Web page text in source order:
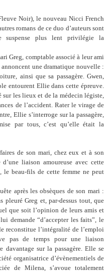
Noir), le nouveau Nicci French
romans de ce duo d’auteurs sont
suspense plus lent privilégie la
Greg, comptable associé à leur ami
une dramatique nouvelle :
ainsi que sa passagère. Gwen,
entourent Ellie dans cette épreuve.
les lieux et de la médecin légiste,
de l’accident. Rater le virage de
Ellie s’interroge sur la passagère,
par tous, c’est qu’elle était la
de son mari, chez eux et à son
liaison amoureuse avec cette
beau-fils de cette femme ne peut
après les obsèques de son mari :
Greg et, par-dessus tout, que
que soit l’opinion de leurs amis et
demande “d’accepter les faits”, le
reconstitue l’intégralité de l’emploi
pas de temps pour une liaison
sur la passagère. Elle se
organisatrice d’évènementiels de
de Milena, s’avoue totalement